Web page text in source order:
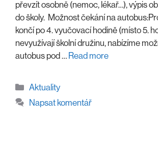
převzít osobně (nemoc, lékař…), výpis
do školy. Možnost čekání na
končí po 4. vyučovací hodině (místo 5.
nevyužívají školní družinu, nabízíme
autobus pod … Read more
Rubriky
Aktuality
Napsat komentář